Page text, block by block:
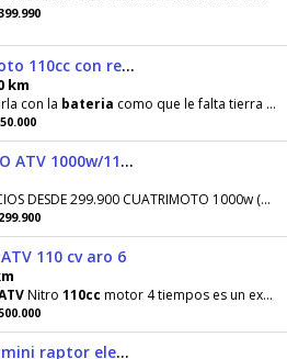
Atv cuatrimoto 110cc con reversa hasta 95kg aro 6
km
con la bateria como que le falta tierra no se muy biem eso pero anda neumaticos
CUATRIMOTO ATV 1000w/110cc/125cc/250cc NUEVAS C/iv
O BOLETA PRECIOS DESDE 299.900 CUATRIMOTO 1000w (70cc) /
110 cv aro 6
Nitro 110cc motor 4 tiempos es un excelente vehículo de diversión para usuarios
Cuatrimoto mini raptor electrica 1000w bocina luz